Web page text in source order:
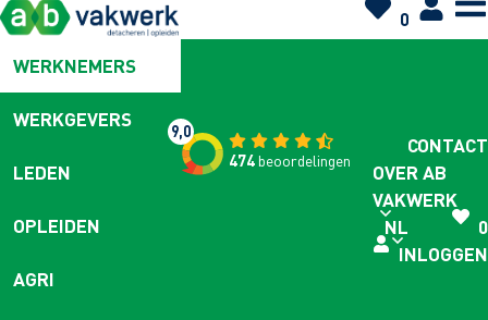
0
WERKNEMERS
WERKGEVERS
LEDEN
OPLEIDEN
AGRI
9,0
474beoordelingen
CONTACT
OVER AB
VAKWERK
NL
0
INLOGGEN